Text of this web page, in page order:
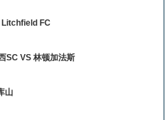
Litchfield FC
SC VS 林顿加法斯
山